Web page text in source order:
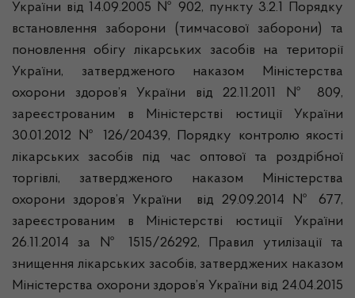
України від 14.09.2005 № 902, пункту 3.2.1 Порядку
встановлення заборони (тимчасової заборони) та
поновлення обігу лікарських засобів на території
України, затвердженого наказом Міністерства
охорони здоров’я України від 22.11.2011 № 809,
зареєстрованим в Міністерстві юстиції України
30.01.2012 № 126/20439, Порядку контролю якості
лікарських засобів під час оптової та роздрібної
торгівлі, затвердженого наказом Міністерства
охорони здоров’я України від 29.09.2014 № 677,
зареєстрованим в Міністерстві юстиції України
26.11.2014 за № 1515/26292, Правил утилізації та
знищення лікарських засобів, затверджених наказом
Міністерства охорони здоров’я України від 24.04.2015